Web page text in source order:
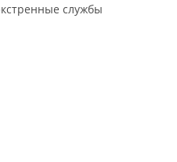
службы